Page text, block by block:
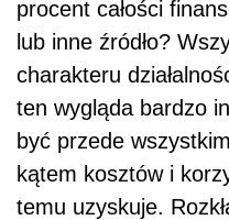
procent całości
lub inne źródło?
charakteru
ten wygląda bardzo
być przede
kątem kosztów i
temu uzyskuje.